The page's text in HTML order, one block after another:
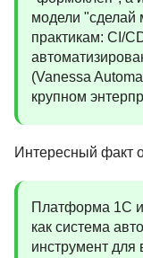
модели "сделай
практикам: CI/
(Vanessa
крупном
Интересный факт
Платформа 1С
как система
инструмент